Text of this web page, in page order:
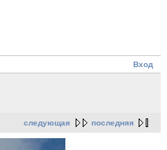
Вход
следующая последняя